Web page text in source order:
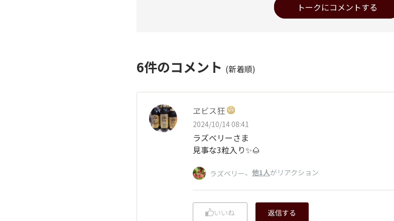
トークにコメントする
6件のコメント (新着順)
ヱビス狂
2024/10/14 08:41
ラズベリーさま
見事な3粒入り✨🌰
ラズベリー、 他1人がリアクション
いいね 返信する